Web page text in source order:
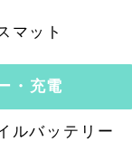
マット
・充電
ルバッテリー